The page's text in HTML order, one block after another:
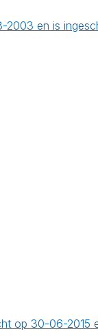
2003 en is
op 30-06-2015